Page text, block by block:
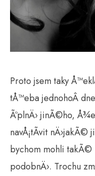
Proto jsem taky
tÅ™eba jednohoÂ
ÃºplnÄ› jinÃ©ho,
navÅ¡tÃ­vit
bychom mohli takÃ©
podobnÄ›. Trochu